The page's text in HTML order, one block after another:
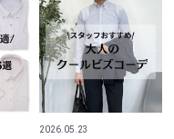
2026.05.23